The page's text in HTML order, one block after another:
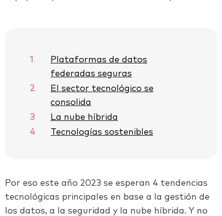
1
Plataformas de datos
federadas seguras
2
El sector tecnológico se
consolida
3
La nube híbrida
4
Tecnologías sostenibles
Por eso este año 2023 se esperan 4 tendencias
tecnológicas principales en base a la gestión de
los datos, a la seguridad y la nube híbrida. Y no